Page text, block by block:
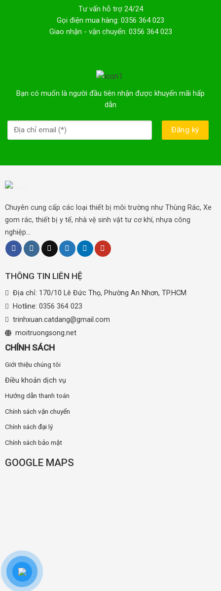
Tư vấn hỗ trợ 24/24
Gọi điện mua hàng: 0356 364 023
Giao nhận - vận chuyển: 0356 364 023
Bạn có muốn là người đầu tiên nhận được khuyến mãi hấp
dẫn
Chuyên cung cấp các loại thiết bị môi trường như Thùng Rác, Xe
gom rác, thiết bị y tế, nhà vệ sinh vật tư cơ khí, nhựa công
nghiệp...
THÔNG TIN LIÊN HỆ
Địa chỉ: 170/10 Lê Đức Thọ, Phường An Nhơn, TP.HCM
Hotline: 0356 364 023
trinhxuan.catdang@gmail.com
moitruongsong.net
CHÍNH SÁCH
Giới thiệu chúng tôi
Điều khoản dịch vụ
Hướng dẫn thanh toán
Chính sách vận chuyển
Chính sách đại lý
Chính sách bảo mật
GOOGLE MAPS